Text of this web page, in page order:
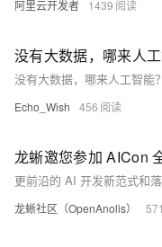
阿里云开发者 1439
没有大数据，哪来人工智
Echo_Wish 456
更前沿的 AI 开发新范式和落
龙蜥社区（OpenAnolis） 571